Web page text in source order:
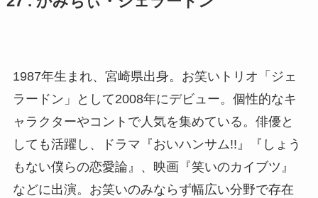
1987年生まれ、宮崎県出身。お笑いトリオ「ジェ
ラードン」として2008年にデビュー。個性的なキ
ャラクターやコントで人気を集めている。俳優と
しても活躍し、ドラマ『おいハンサム!!』『しょう
もない僕らの恋愛論』、映画『笑いのカイブツ』
などに出演。お笑いのみならず幅広い分野で存在